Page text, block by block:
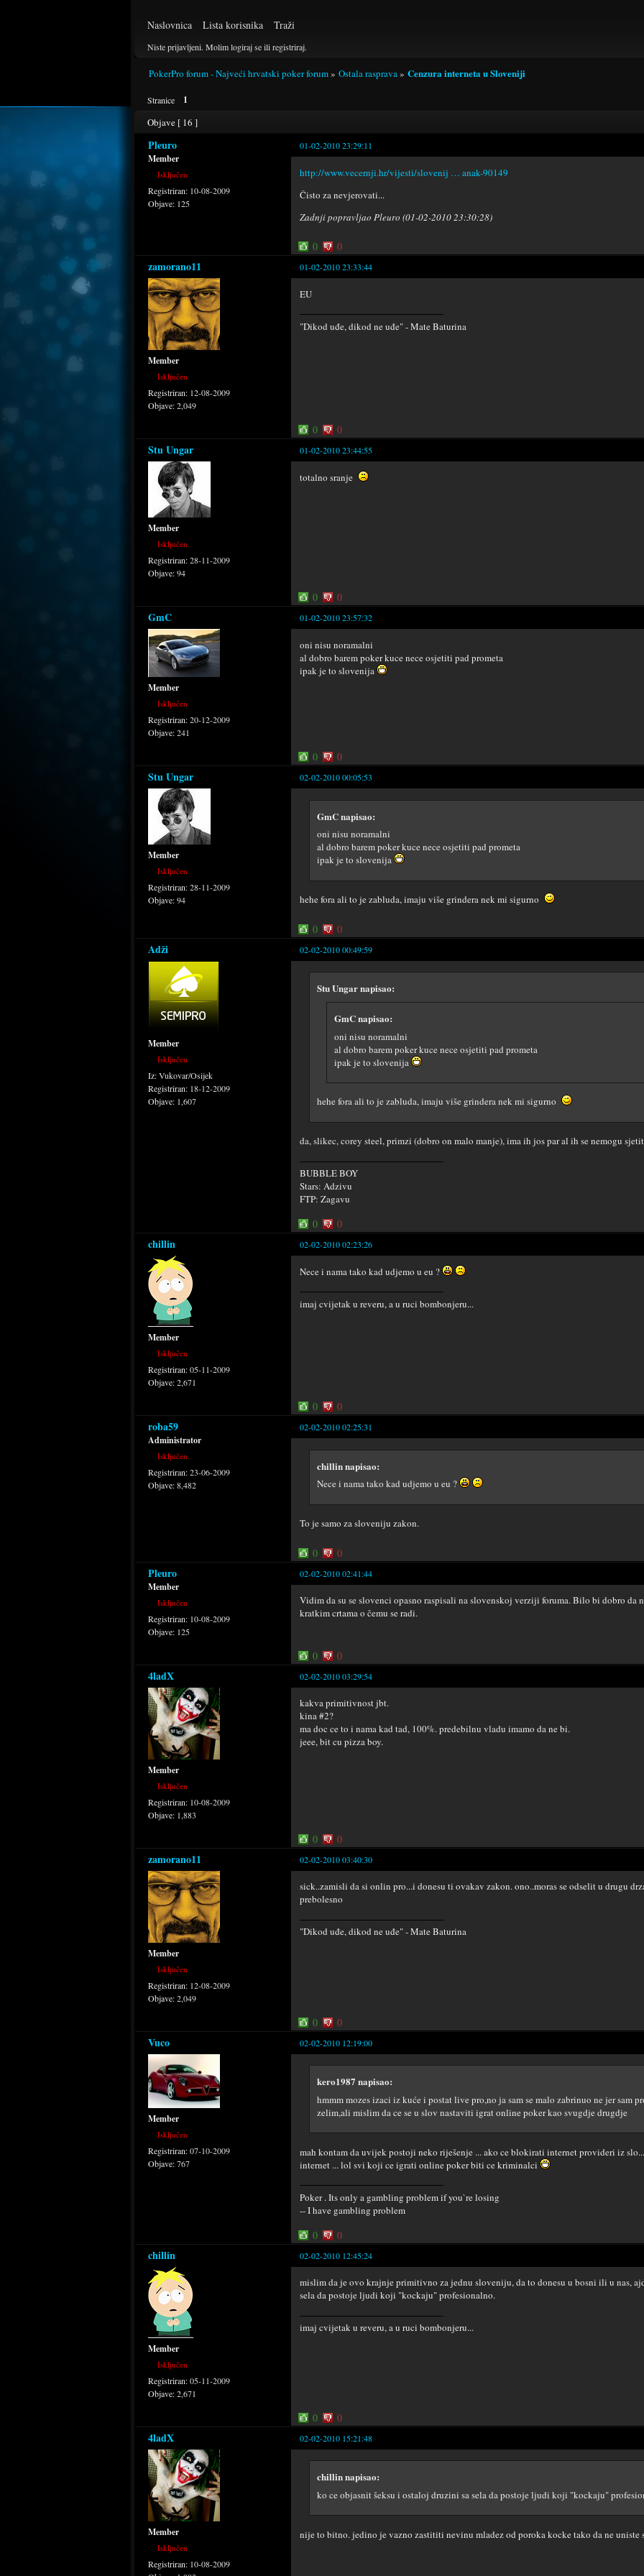
Naslovnica Lista korisnika Traži
Niste prijavljeni. Molim logiraj se ili registriraj.
PokerPro forum - Najveći hrvatski poker forum» Ostala rasprava» Cenzura interneta u Sloveniji
Stranice 1
Objave [ 16 ]
Pleuro 01-02-2010 23:29:11
Member
Isključen
Registriran: 10-08-2009
Objave: 125
http://www.vecernji.hr/vijesti/slovenij … anak-90149
Čisto za nevjerovati...
Zadnji popravljao Pleuro (01-02-2010 23:30:28)
0 0
zamorano11 01-02-2010 23:33:44
Member
Isključen
Registriran: 12-08-2009
Objave:2,049
EU
"Dikod uđe, dikod ne uđe" - Mate Baturina
0 0
Stu Ungar 01-02-2010 23:44:55
Member
Isključen
Registriran:28-11-2009
Objave:94
totalno sranje
0 0
GmC 01-02-2010 23:57:32
Member
Isključen
Registriran:20-12-2009
Objave:241
oni nisu noramalni
al dobro barem poker kuce nece osjetiti pad prometa
ipak je to slovenija
0 0
Stu Ungar 02-02-2010 00:05:53
Member
Isključen
Registriran:28-11-2009
Objave:94
GmC napisao:
oni nisu noramalni
al dobro barem poker kuce nece osjetiti pad prometa
ipak je to slovenija
hehe fora ali to je zabluda, imaju više grindera nek mi sigurno
0 0
Adži 02-02-2010 00:49:59
Member
Isključen
Iz:Vukovar/Osijek
Registriran: 18-12-2009
Objave: 1,607
Stu Ungar napisao:
GmC napisao:
oni nisu noramalni
al dobro barem poker kuce nece osjetiti pad prometa
ipak je to slovenija
hehe fora ali to je zabluda, imaju više grindera nek mi sigurno
da, slikec, corey steel, primzi (dobro on malo manje), ima ih jos par al ih se nemogu
BUBBLE BOY
Stars: Adzivu
FTP: Zagavu
0 0
chillin 02-02-2010 02:23:26
Member
Isključen
Registriran:05-11-2009
Objave:2,671
Nece i nama tako kad udjemo u eu ?
imaj cvijetak u reveru, a u ruci bombonjeru...
0 0
roba59 02-02-2010 02:25:31
Administrator
Isključen
Registriran:23-06-2009
Objave:8,482
chillin napisao:
Nece i nama tako kad udjemo u eu ?
To je samo za sloveniju zakon.
0 0
Pleuro 02-02-2010 02:41:44
Member
Isključen
Registriran: 10-08-2009
Objave: 125
Vidim da su se slovenci opasno raspisali na slovenskoj verziji foruma. Bilo bi dobro da
kratkim crtama o čemu se radi.
0 0
4ladX 02-02-2010 03:29:54
Member
Isključen
Registriran: 10-08-2009
Objave: 1,883
kakva primitivnost jbt.
kina #2?
ma doc ce to i nama kad tad, 100%. predebilnu vladu imamo da ne bi.
jeee, bit cu pizza boy.
0 0
zamorano11 02-02-2010 03:40:30
Member
Isključen
Registriran: 12-08-2009
Objave:2,049
sick..zamisli da si onlin pro...i donesu ti ovakav zakon. ono..moras se odselit u drugu
prebolesno
"Dikod uđe, dikod ne uđe" - Mate Baturina
0 0
Vuco 02-02-2010 12:19:00
Member
Isključen
Registriran:07-10-2009
Objave:767
kero1987 napisao:
hmmm mozes izaci iz kuće i postat live pro,no ja sam se malo zabrinuo ne jer sam
zelim,ali mislim da ce se u slov nastaviti igrat online poker kao svugdje drugdje
mah kontam da uvijek postoji neko riješenje ... ako ce blokirati internet provideri iz
internet ... lol svi koji ce igrati online poker biti ce kriminalci
Poker . Its only a gambling problem if you`re losing
-- I have gambling problem
0 0
chillin 02-02-2010 12:45:24
Member
Isključen
Registriran:05-11-2009
Objave:2,671
mislim da je ovo krajnje primitivno za jednu sloveniju, da to donesu u bosni ili u nas,
sela da postoje ljudi koji "kockaju" profesionalno.
imaj cvijetak u reveru, a u ruci bombonjeru...
0 0
4ladX 02-02-2010 15:21:48
Member
Isključen
Registriran: 10-08-2009
chillin napisao:
ko ce objasnit šeksu i ostaloj druzini sa sela da postoje ljudi koji "kockaju"
nije to bitno. jedino je vazno zastititi nevinu mladez od poroka kocke tako da ne